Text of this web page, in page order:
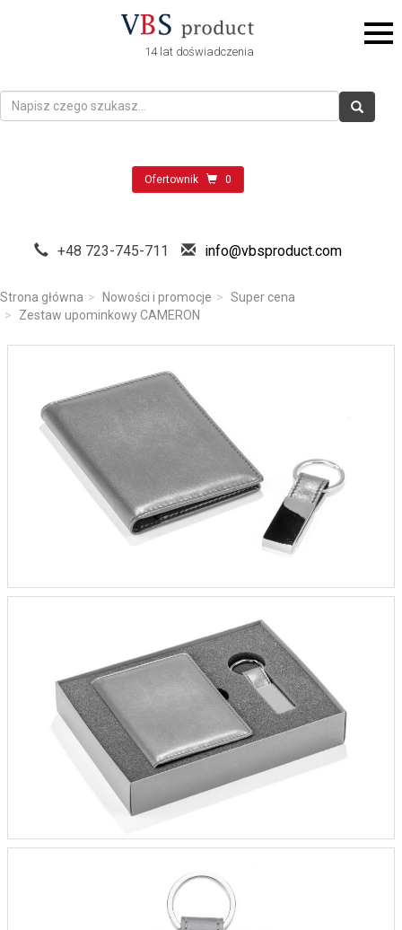
14 lat doświadczenia
Ofertownik 0
+48 723-745-711 info@vbsproduct.com
Strona główna Nowości i promocje
Super cena
Zestaw upominkowy CAMERON